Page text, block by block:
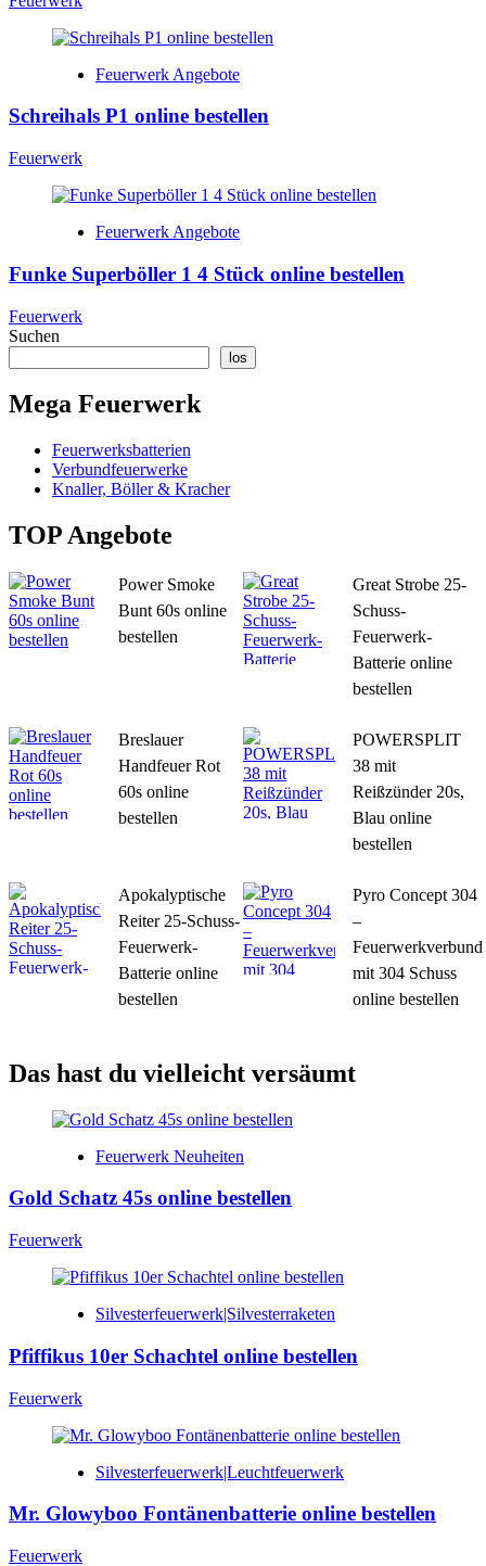
Feuerwerk Angebote
Schreihals P1 online bestellen
Feuerwerk
Feuerwerk Angebote
Funke Superböller 1 4 Stück online bestellen
Feuerwerk
Suchen
los
Mega Feuerwerk
Feuerwerksbatterien
Verbundfeuerwerke
Knaller, Böller & Kracher
TOP Angebote
Power Smoke
Bunt 60s online
bestellen
Great Strobe 25-
Schuss-
Feuerwerk-
Batterie online
bestellen
Breslauer
Handfeuer Rot
60s online
bestellen
POWERSPLIT
38 mit
Reißzünder 20s,
Blau online
bestellen
Apokalyptische
Reiter 25-Schuss-
Feuerwerk-
Batterie online
bestellen
Pyro Concept 304
–
Feuerwerkverbund
mit 304 Schuss
online bestellen
Das hast du vielleicht versäumt
Feuerwerk Neuheiten
Gold Schatz 45s online bestellen
Feuerwerk
Silvesterfeuerwerk|Silvesterraketen
Pfiffikus 10er Schachtel online bestellen
Feuerwerk
Silvesterfeuerwerk|Leuchtfeuerwerk
Mr. Glowyboo Fontänenbatterie online bestellen
Feuerwerk